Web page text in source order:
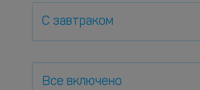
С завтраком
Все включено